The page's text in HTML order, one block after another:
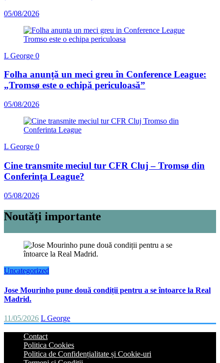
05/08/2026
L George 0
Folha anunță un meci greu în Conference League:
„Tromsø este o echipă periculoasă”
05/08/2026
L George 0
Cine transmite meciul tur CFR Cluj – Tromsø din
Conferința League?
05/08/2026
Noutăți importante
Uncategorized
Jose Mourinho pune două condiții pentru a se întoarce la Real
Madrid.
11/05/2026 L George
Contact
Politica Cookies
Politica de Confidențialitate și Cookie-uri